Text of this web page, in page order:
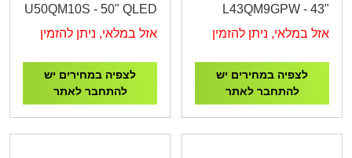
L43QM9GPW - 43"
QLED FHD Google TV
אזל במלאי, ניתן להזמין
לצפיה במחירים יש
להתחבר לאתר
U50QM10S - 50" QLED
4K Google TV
אזל במלאי, ניתן להזמין
לצפיה במחירים יש
להתחבר לאתר